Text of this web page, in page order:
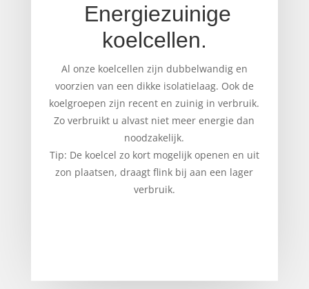
Energiezuinige
koelcellen.
Al onze koelcellen zijn dubbelwandig en
voorzien van een dikke isolatielaag. Ook de
koelgroepen zijn recent en zuinig in verbruik.
Zo verbruikt u alvast niet meer energie dan
noodzakelijk.
Tip: De koelcel zo kort mogelijk openen en uit
zon plaatsen, draagt flink bij aan een lager
verbruik.